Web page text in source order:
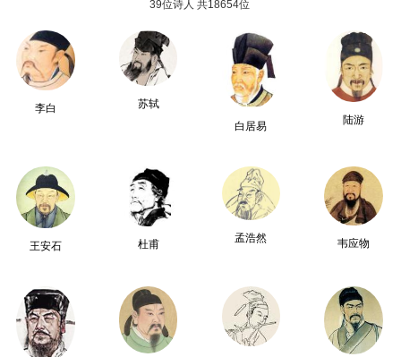
39位诗人 共18654位
李白
苏轼
白居易
陆游
王安石 杜甫
孟浩然 韦应物